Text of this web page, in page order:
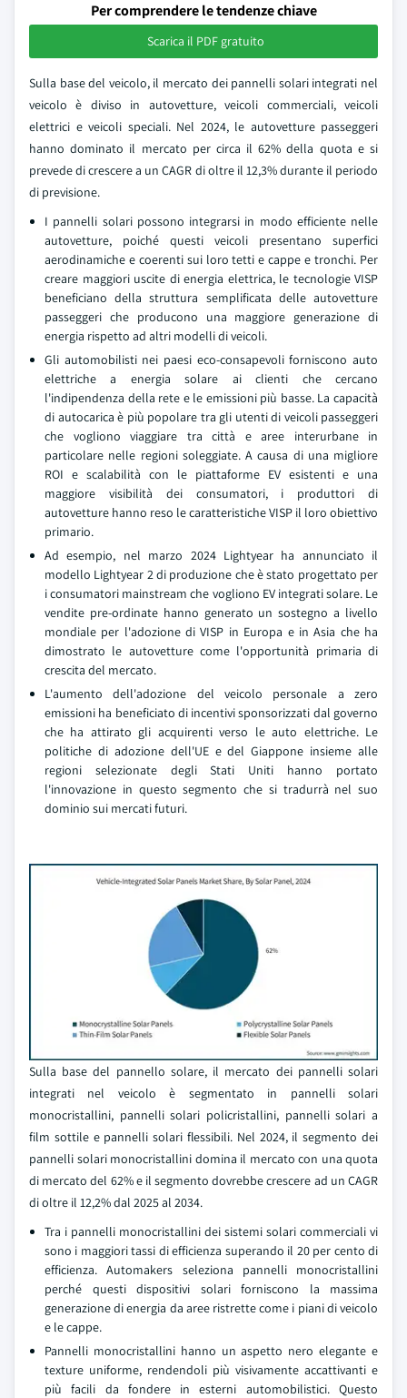
Per comprendere le tendenze chiave
Scarica il PDF gratuito
Sulla base del veicolo, il mercato dei pannelli solari integrati nel
veicolo è diviso in autovetture, veicoli commerciali, veicoli
elettrici e veicoli speciali. Nel 2024, le autovetture passeggeri
hanno dominato il mercato per circa il 62% della quota e si
prevede di crescere a un CAGR di oltre il 12,3% durante il periodo
di previsione.
I pannelli solari possono integrarsi in modo efficiente nelle
autovetture, poiché questi veicoli presentano superfici
aerodinamiche e coerenti sui loro tetti e cappe e tronchi. Per
creare maggiori uscite di energia elettrica, le tecnologie VISP
beneficiano della struttura semplificata delle autovetture
passeggeri che producono una maggiore generazione di
energia rispetto ad altri modelli di veicoli.
Gli automobilisti nei paesi eco-consapevoli forniscono auto
elettriche a energia solare ai clienti che cercano
l'indipendenza della rete e le emissioni più basse. La capacità
di autocarica è più popolare tra gli utenti di veicoli passeggeri
che vogliono viaggiare tra città e aree interurbane in
particolare nelle regioni soleggiate. A causa di una migliore
ROI e scalabilità con le piattaforme EV esistenti e una
maggiore visibilità dei consumatori, i produttori di
autovetture hanno reso le caratteristiche VISP il loro obiettivo
primario.
Ad esempio, nel marzo 2024 Lightyear ha annunciato il
modello Lightyear 2 di produzione che è stato progettato per
i consumatori mainstream che vogliono EV integrati solare. Le
vendite pre-ordinate hanno generato un sostegno a livello
mondiale per l'adozione di VISP in Europa e in Asia che ha
dimostrato le autovetture come l'opportunità primaria di
crescita del mercato.
L'aumento dell'adozione del veicolo personale a zero
emissioni ha beneficiato di incentivi sponsorizzati dal governo
che ha attirato gli acquirenti verso le auto elettriche. Le
politiche di adozione dell'UE e del Giappone insieme alle
regioni selezionate degli Stati Uniti hanno portato
l'innovazione in questo segmento che si tradurrà nel suo
dominio sui mercati futuri.
Sulla base del pannello solare, il mercato dei pannelli solari
integrati nel veicolo è segmentato in pannelli solari
monocristallini, pannelli solari policristallini, pannelli solari a
film sottile e pannelli solari flessibili. Nel 2024, il segmento dei
pannelli solari monocristallini domina il mercato con una quota
di mercato del 62% e il segmento dovrebbe crescere ad un CAGR
di oltre il 12,2% dal 2025 al 2034.
Tra i pannelli monocristallini dei sistemi solari commerciali vi
sono i maggiori tassi di efficienza superando il 20 per cento di
efficienza. Automakers seleziona pannelli monocristallini
perché questi dispositivi solari forniscono la massima
generazione di energia da aree ristrette come i piani di veicolo
e le cappe.
Pannelli monocristallini hanno un aspetto nero elegante e
texture uniforme, rendendoli più visivamente accattivanti e
più facili da fondere in esterni automobilistici. Questo